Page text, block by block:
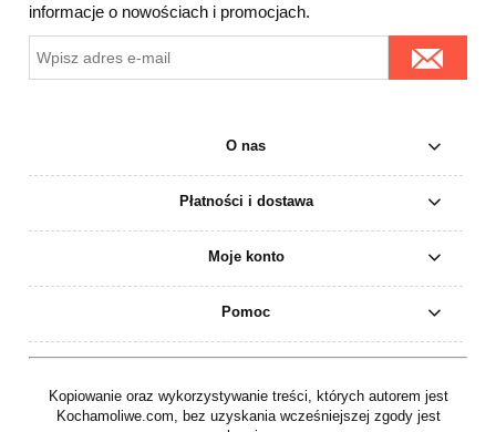
informacje o nowościach i promocjach.
O nas
Płatności i dostawa
Moje konto
Pomoc
Kopiowanie oraz wykorzystywanie treści, których autorem jest
Kochamoliwe.com, bez uzyskania wcześniejszej zgody jest